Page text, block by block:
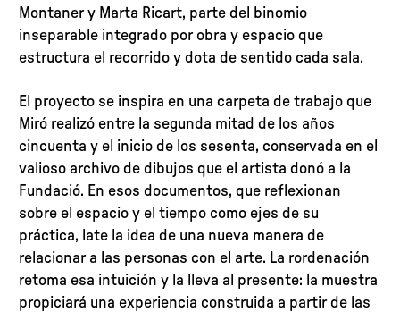
Montaner y Marta Ricart, parte del binomio
inseparable integrado por obra y espacio que
estructura el recorrido y dota de sentido cada sala.
El proyecto se inspira en una carpeta de trabajo que
Miró realizó entre la segunda mitad de los años
cincuenta y el inicio de los sesenta, conservada en el
valioso archivo de dibujos que el artista donó a la
Fundació. En esos documentos, que reflexionan
sobre el espacio y el tiempo como ejes de su
práctica, late la idea de una nueva manera de
relacionar a las personas con el arte. La rordenación
retoma esa intuición y la lleva al presente: la muestra
propiciará una experiencia construida a partir de las